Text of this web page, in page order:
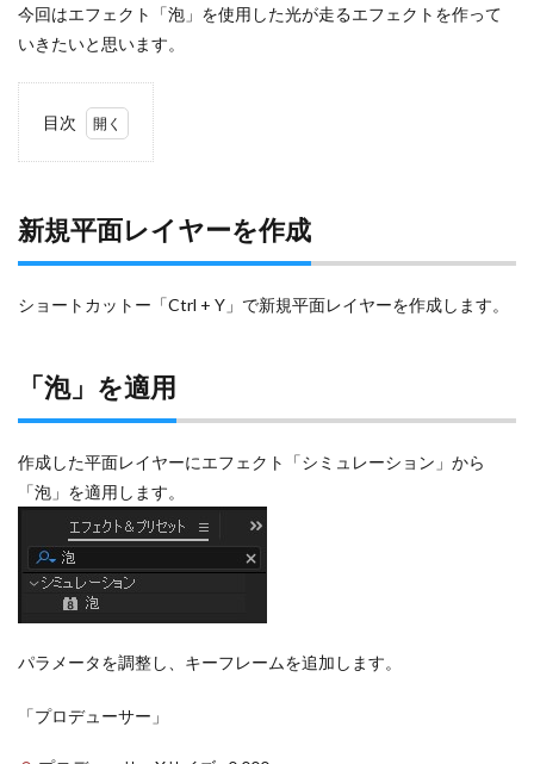
今回はエフェクト「泡」を使用した光が走るエフェクトを作って
いきたいと思います。
目次
レイ
ヤー
を作
3
「エ
ー」
を適
4
「高
速ボ
ラ
を適
用
新規平面レイヤーを作成
ショートカットー「Ctrl + Y」で新規平面レイヤーを作成します。
「泡」を適用
作成した平面レイヤーにエフェクト「シミュレーション」から
「泡」を適用します。
パラメータを調整し、キーフレームを追加します。
「プロデューサー」